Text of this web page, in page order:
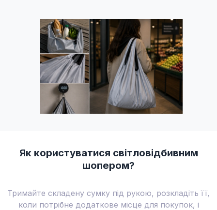
Як користуватися світловідбивним
шопером?
Тримайте складену сумку під рукою, розкладіть її,
коли потрібне додаткове місце для покупок, і